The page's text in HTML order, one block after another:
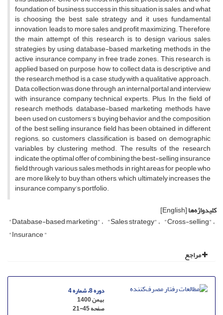
foundation of business success in this situation is sales, and what
is choosing the best sale strategy and it uses fundamental
innovation, leads to more sales and profit maximizing. Therefore,
the main attempt of this research is to design various sales
strategies by using database-based marketing methods in the
active insurance company in free trade zones. This research is
applied based on purpose, how to collect data is descriptive and
the research method is a case study with a qualitative approach.
Data collection was done through an internal portal and interview
with insurance company technical experts. Plus, In the field of
research methods, database-based marketing methods have
been used on customers’s buying behavior and the composition
of the best selling insurance field has been obtained in different
regions; so, customers classification is based on demographic
variables by clustering method. The results of the research
indicate the optimal offer of combining the best-selling insurance
field through various sales methods in right areas for people who
are more likely to buy than others, which ultimately increases the
insurance company’s portfolio.
کلیدواژه‌ها[English]
"Database-based marketing"
"Sales strategy"
"Cross-selling"
"Insurance "
مراجع
دوره 8، شماره 4
بهمن 1400
صفحه21-45